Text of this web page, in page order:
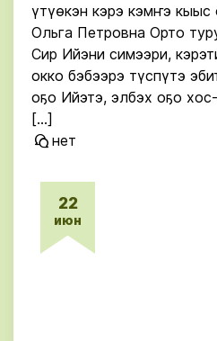
22
июн
үтүөкэн кэрэ кэмҥэ кыыс
Ольга Петровна Орто
Сир Ийэни симээри,
окко бэбээрэ түспүтэ
оҕо Ийэтэ, элбэх оҕо
[…]
нет